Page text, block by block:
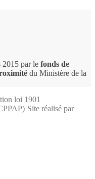
2015 par le fonds de
du Ministère de la
loi 1901
·Site réalisé par